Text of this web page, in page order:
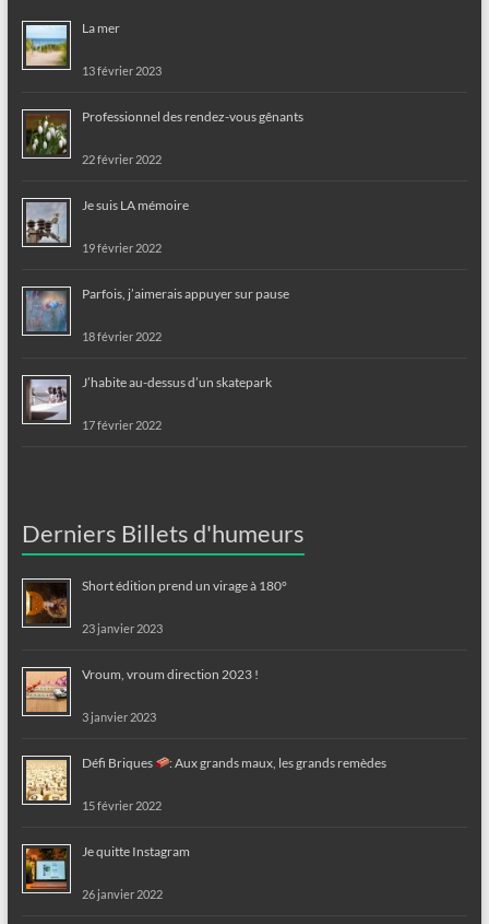
La mer
13 février 2023
Professionnel des rendez-vous gênants
22 février 2022
Je suis LA mémoire
19 février 2022
Parfois, j’aimerais appuyer sur pause
18 février 2022
J’habite au-dessus d’un skatepark
17 février 2022
Derniers Billets d'humeurs
Short édition prend un virage à 180°
23 janvier 2023
Vroum, vroum direction 2023 !
3 janvier 2023
Défi Briques : Aux grands maux, les grands remèdes
15 février 2022
Je quitte Instagram
26 janvier 2022